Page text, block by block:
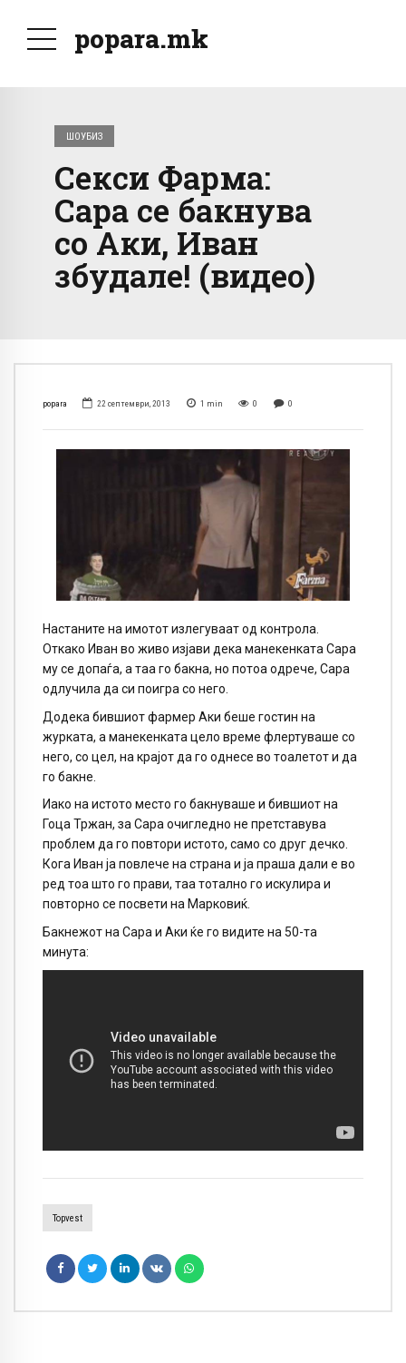
popara.mk
ШОУБИЗ
Секси Фарма:
Сара се бакнува
со Аки, Иван
збудале! (видео)
popara 22 септември, 2013 1 min 0 0
Настаните на имотот излегуваат од контрола.
Откако Иван во живо изјави дека манекенката Сара
му се допаѓа, а таа го бакна, но потоа одрече, Сара
одлучила да си поигра со него.
Додека бившиот фармер Аки беше гостин на
журката, а манекенката цело време флертуваше со
него, со цел, на крајот да го однесе во тоалетот и да
го бакне.
Иако на истото место го бакнуваше и бившиот на
Гоца Тржан, за Сара очигледно не претставува
проблем да го повтори истото, само со друг дечко.
Кога Иван ја повлече на страна и ја праша дали е во
ред тоа што го прави, таа тотално го искулира и
повторно се посвети на Марковиќ.
Бакнежот на Сара и Аки ќе го видите на 50-та
минута:
Topvest